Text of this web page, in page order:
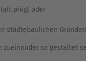
prägt oder
städtebaulichen
so gestaltet